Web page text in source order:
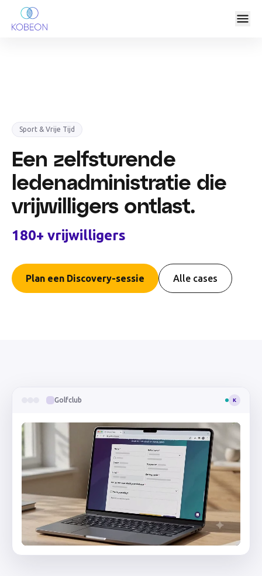
Sport & Vrije Tijd
Een zelfsturende
ledenadministratie die
vrijwilligers ontlast.
180+ vrijwilligers
Plan een Discovery-sessie Alle cases
Golfclub K